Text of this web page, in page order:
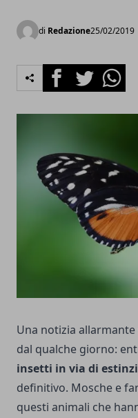
di Redazione25/02/2019
FacebookTwitter
Una notizia
dal qualche giorno:
insetti in via di
definitivo. Mosche e
questi animali che